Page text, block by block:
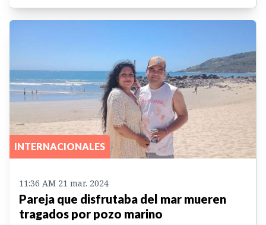
INTERNACIONALES
11:36 AM 21 mar. 2024
Pareja que disfrutaba del mar mueren
tragados por pozo marino